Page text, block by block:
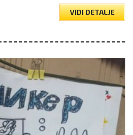
VIDI DETALJE